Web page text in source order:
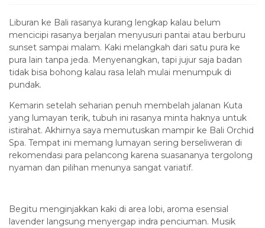
Liburan ke Bali rasanya kurang lengkap kalau belum
mencicipi rasanya berjalan menyusuri pantai atau berburu
sunset sampai malam. Kaki melangkah dari satu pura ke
pura lain tanpa jeda. Menyenangkan, tapi jujur saja badan
tidak bisa bohong kalau rasa lelah mulai menumpuk di
pundak.
Kemarin setelah seharian penuh membelah jalanan Kuta
yang lumayan terik, tubuh ini rasanya minta haknya untuk
istirahat. Akhirnya saya memutuskan mampir ke Bali Orchid
Spa. Tempat ini memang lumayan sering berseliweran di
rekomendasi para pelancong karena suasananya tergolong
nyaman dan pilihan menunya sangat variatif.
Begitu menginjakkan kaki di area lobi, aroma esensial
lavender langsung menyergap indra penciuman. Musik